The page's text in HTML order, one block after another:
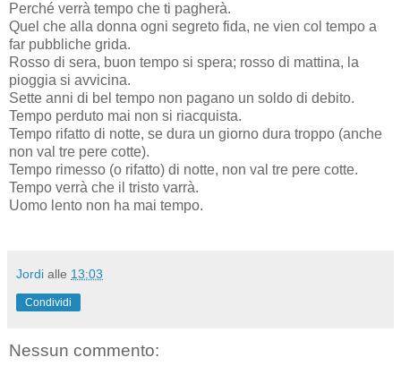
Perché verrà tempo che ti pagherà.
Quel che alla donna ogni segreto fida, ne vien col tempo a
far pubbliche grida.
Rosso di sera, buon tempo si spera; rosso di mattina, la
pioggia si avvicina.
Sette anni di bel tempo non pagano un soldo di debito.
Tempo perduto mai non si riacquista.
Tempo rifatto di notte, se dura un giorno dura troppo (anche
non val tre pere cotte).
Tempo rimesso (o rifatto) di notte, non val tre pere cotte.
Tempo verrà che il tristo varrà.
Uomo lento non ha mai tempo.
Jordi alle 13:03
Condividi
Nessun commento: